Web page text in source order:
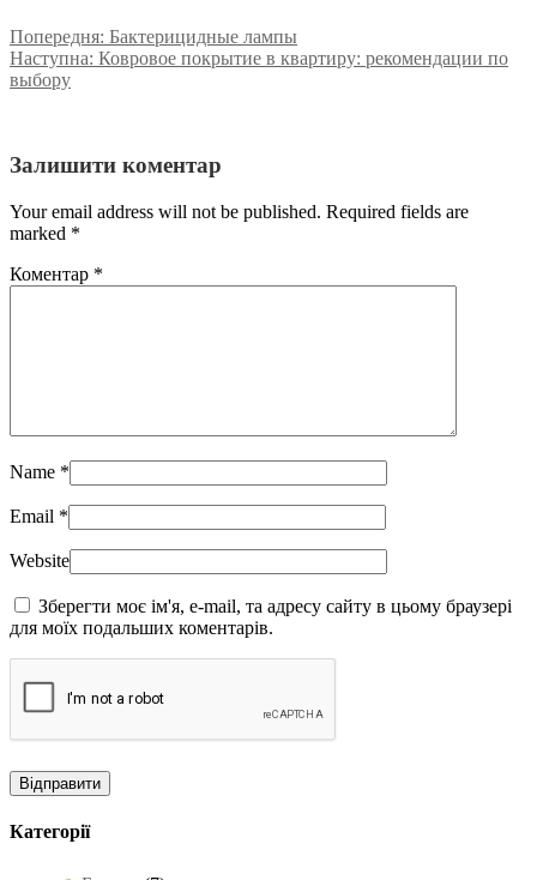
Попередня: Бактерицидные лампы
Наступна: Ковровое покрытие в квартиру: рекомендации по
выбору
Залишити коментар
Your email address will not be published. Required fields are
marked *
Коментар *
Name *
Email *
Website
Зберегти моє ім'я, e-mail, та адресу сайту в цьому браузері
для моїх подальших коментарів.
Категорії